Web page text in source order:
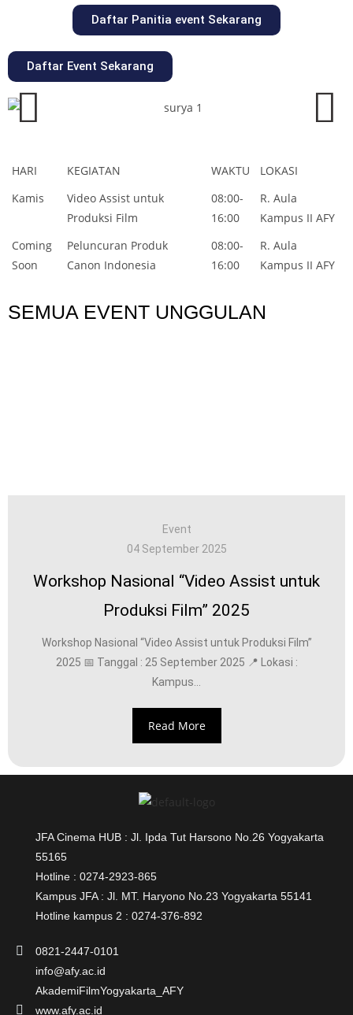
Daftar Panitia event Sekarang
Daftar Event Sekarang
HARI KEGIATAN WAKTU
LOKASI
Kamis
Video Assist untuk
Produksi Film
08:00-
16:00
R. Aula
Kampus II AFY
Coming
Soon
Peluncuran Produk
Canon Indonesia
08:00-
16:00
R. Aula
Kampus II AFY
SEMUA EVENT UNGGULAN
Event
04 September 2025
Workshop Nasional “Video Assist untuk
Produksi Film” 2025
Workshop Nasional “Video Assist untuk Produksi Film”
2025 📅 Tanggal : 25 September 2025 📍 Lokasi :
Kampus...
Read More
JFA Cinema HUB : Jl. Ipda Tut Harsono No.26 Yogyakarta
55165
Hotline : 0274-2923-865
Kampus JFA : Jl. MT. Haryono No.23 Yogyakarta 55141
Hotline kampus 2 : 0274-376-892
0821-2447-0101
info@afy.ac.id
AkademiFilmYogyakarta_AFY
www.afy.ac.id